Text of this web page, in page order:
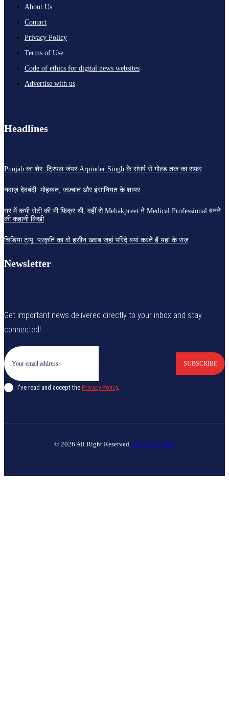
About Us
Contact
Privacy Policy
Terms of Use
Code of ethics for digital news websites
Advertise with us
Headlines
Punjab का शेर: ट्रिपल जंपर Arpinder Singh के संघर्ष से गोल्ड तक का सफ़र
नवाज़ देवबंदी: मोहब्बत, जज़्बात और इंसानियत के शायर
घर में कभी रोटी की भी फ़िक्र थी, वहीं से Mehakpreet ने Medical Professional बनने
की कहानी लिखी
चिड़िया टापू: प्रकृति का वो हसीन ख्वाब जहां परिंदे बयां करते हैं यहां के राज़
Newsletter
Get important news delivered directly to your inbox and stay
connected!
SUBSCRIBE
I've read and accept the Privacy Policy.
© 2026 All Right Reserved. Banyan Digital